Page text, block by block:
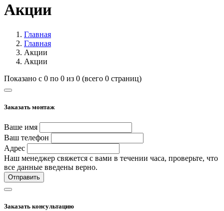
Акции
Главная
Главная
Акции
Акции
Показано с 0 по 0 из 0 (всего 0 страниц)
Заказать монтаж
Ваше имя
Ваш телефон
Адрес
Наш менеджер свяжется с вами в течении часа, проверьте, что
все данные введены верно.
Отправить
Заказать консультацию